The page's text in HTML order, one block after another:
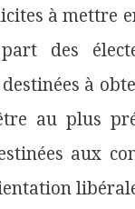
à mettre
des
à
au plus
aux